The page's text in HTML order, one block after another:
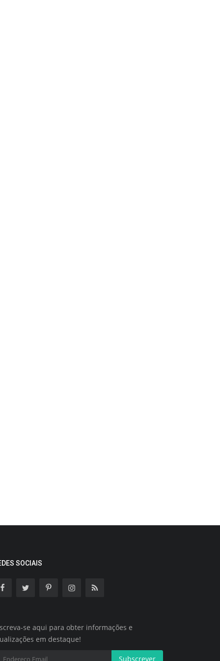
SOCIAIS
se aqui para obter informações e
em destaque!
Subscrever